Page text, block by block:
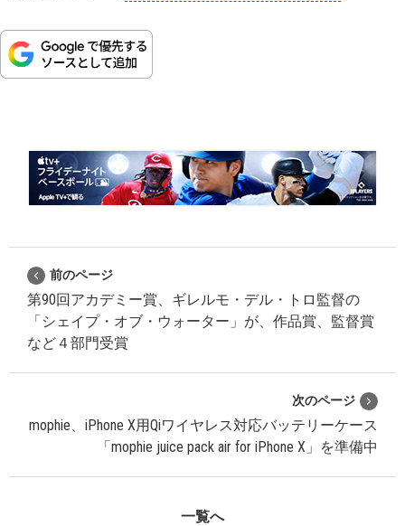
前のページ
第90回アカデミー賞、ギレルモ・デル・トロ監督の
「シェイプ・オブ・ウォーター」が、作品賞、監督賞
など４部門受賞
次のページ
mophie、iPhone X用Qiワイヤレス対応バッテリーケース
「mophie juice pack air for iPhone X」を準備中
一覧へ